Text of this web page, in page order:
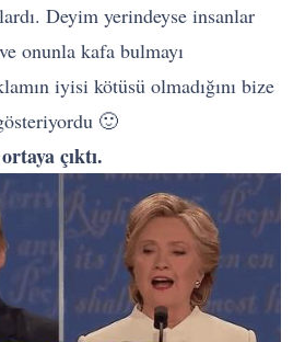
Deyim yerindeyse insanlar
onunla kafa bulmayı
iyisi kötüsü olmadığını bize
🙂
çıktı.